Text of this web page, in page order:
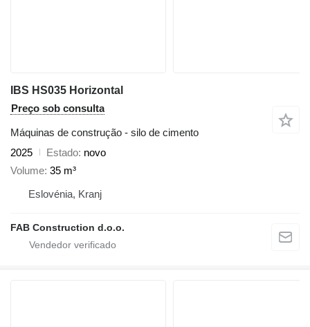
IBS HS035 Horizontal
Preço sob consulta
Máquinas de construção - silo de cimento
2025
Estado novo
Volume 35 m³
Eslovénia, Kranj
FAB Construction d.o.o.